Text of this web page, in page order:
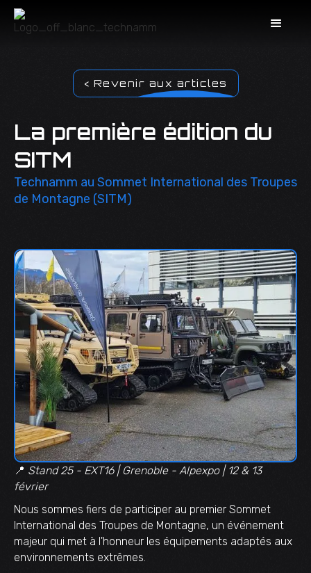
< Revenir aux articles
La première édition du
SITM
Technamm au Sommet International des Troupes
de Montagne (SITM)
📍 Stand 25 - EXT16 | Grenoble - Alpexpo | 12 & 13
février
Nous sommes fiers de participer au premier Sommet
International des Troupes de Montagne, un événement
majeur qui met à l'honneur les équipements adaptés aux
environnements extrêmes.